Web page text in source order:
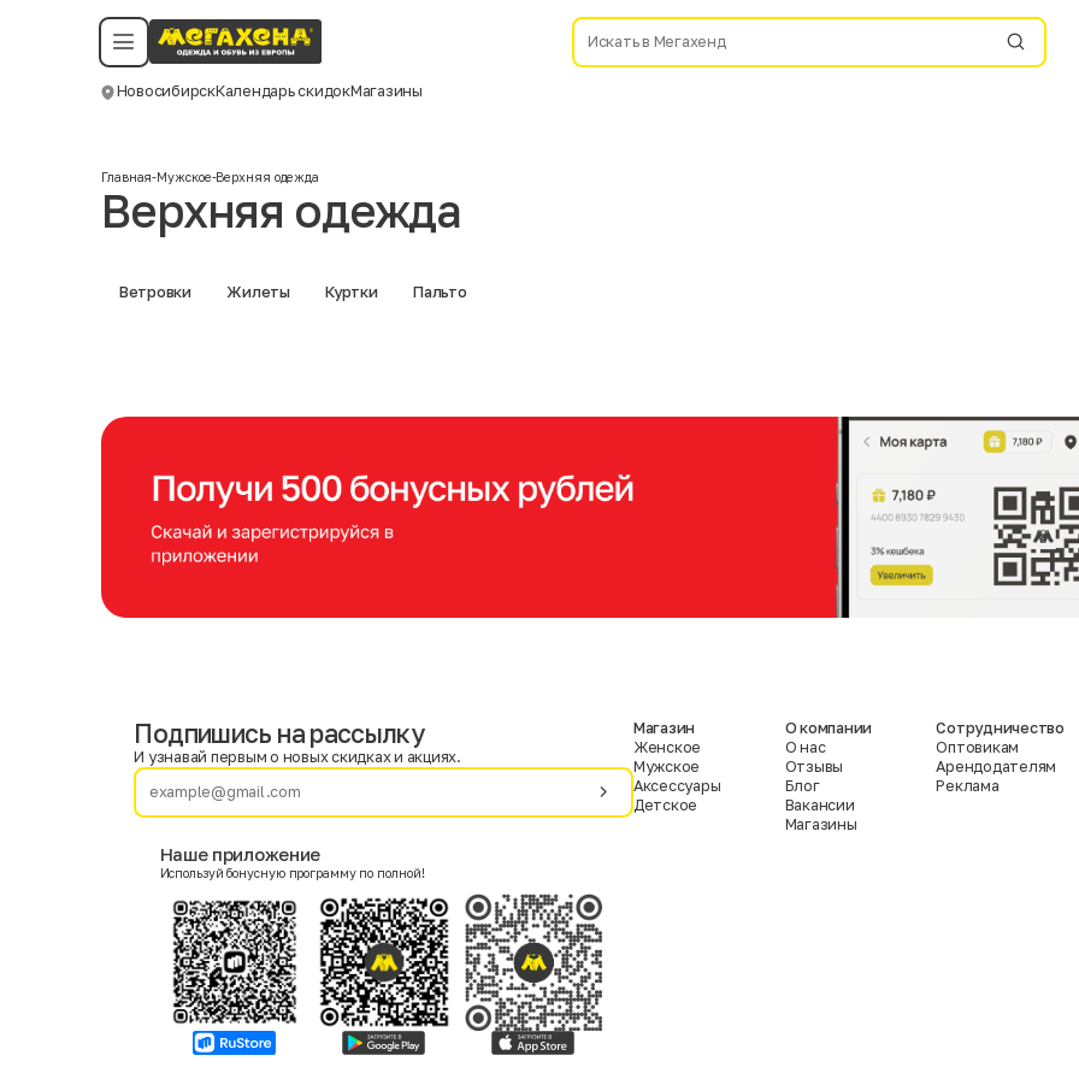
НовосибирскКалендарь скидокМагазины
Политика конфиденциальности
©️ Мегахенд 2026. Все права защищены.
Смотреть все даты
Главная-Мужское-Верхняя одежда
Верхняя одежда
Ветровки Жилеты Куртки Пальто
Фамилия
Женский
Согласие на получение чеков по электронной почте
Москва
Подпишись на рассылку
И узнавай первым о новых скидках и акциях.
Наше приложение
Используй бонусную программу по полной!
Магазин
Женское
Мужское
Аксессуары
Детское
О компании
О нас
Отзывы
Блог
Вакансии
Магазины
Сотрудничество
Оптовикам
Арендодателям
Реклама